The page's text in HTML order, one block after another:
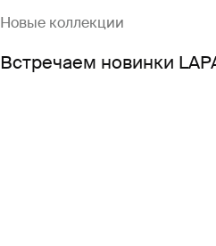
Новые коллекции
Встречаем новинки